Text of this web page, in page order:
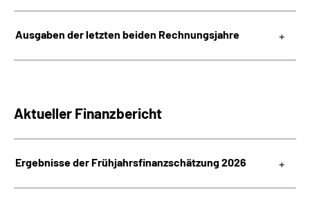
Ausgaben der letzten beiden Rechnungsjahre
Aktueller Finanzbericht
Ergebnisse der Frühjahrsfinanzschätzung 2026